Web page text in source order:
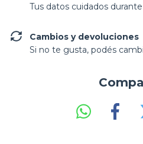
Tus datos cuidados
Cambios y devoluciones
Si no te gusta, podés